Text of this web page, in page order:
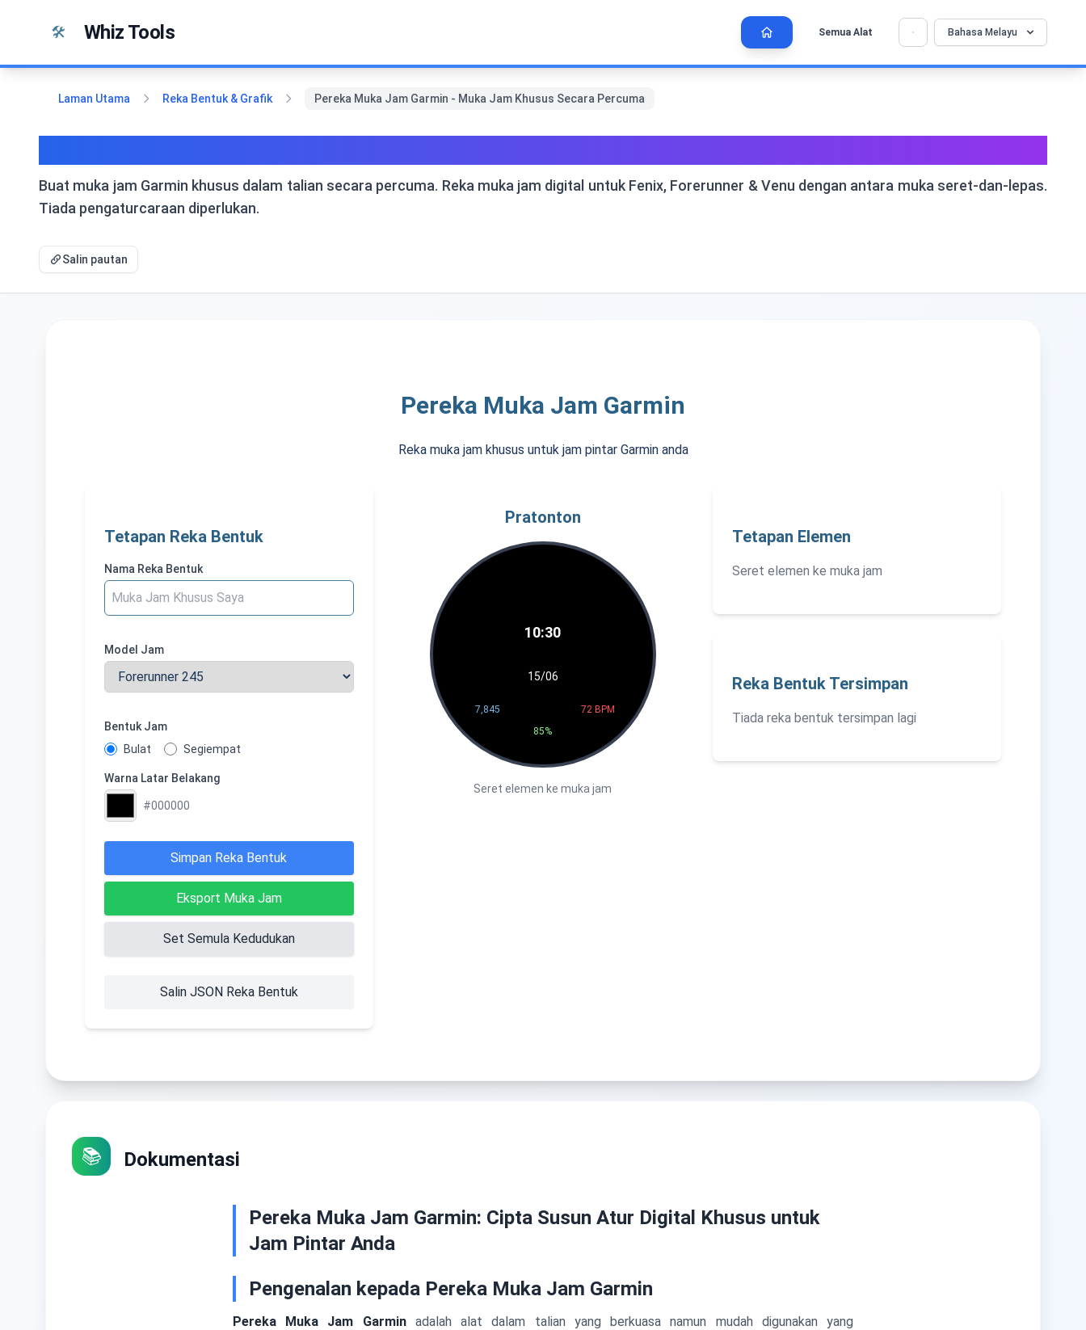
🛠️ Whiz Tools Semua Alat Bahasa Melayu
Laman Utama Reka Bentuk & Grafik Pereka Muka Jam Garmin - Muka Jam Khusus Secara Percuma
Buat muka jam Garmin khusus dalam talian secara percuma. Reka muka jam digital untuk Fenix, Forerunner & Venu dengan antara muka seret-dan-lepas.
Tiada pengaturcaraan diperlukan.
Salin pautan
Pereka Muka Jam Garmin
Reka muka jam khusus untuk jam pintar Garmin anda
Tetapan Reka Bentuk
Nama Reka Bentuk
Model Jam
Bentuk Jam
Bulat
Segiempat
Warna Latar Belakang
#000000
Simpan Reka Bentuk
Eksport Muka Jam
Set Semula Kedudukan
Salin JSON Reka Bentuk
Pratonton
10:30
15/06
7,845
72 BPM
85%
Seret elemen ke muka jam
Tetapan Elemen
Seret elemen ke muka jam
Reka Bentuk Tersimpan
Tiada reka bentuk tersimpan lagi
📚 Dokumentasi
Pereka Muka Jam Garmin: Cipta Susun Atur Digital Khusus untuk
Jam Pintar Anda
Pengenalan kepada Pereka Muka Jam Garmin
Pereka Muka Jam Garminadalah alat dalam talian yang berkuasa namun mudah digunakan yang
💡 Sukakan alat ini? Bantu kami menjadikannya
lebih baik lagi!